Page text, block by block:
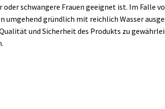
schwangere Frauen geeignet ist. Im Falle
gründlich mit reichlich Wasser
und Sicherheit des Produkts zu